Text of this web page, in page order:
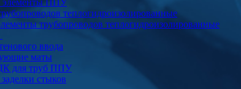
элементы ППУ
теплогидроизолированные
трубопроводов теплогидроизолированные
ввода
маты
для труб ППУ
стыков